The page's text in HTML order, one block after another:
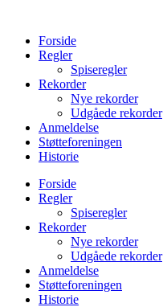
indholdForside
Regler
Spiseregler
Rekorder
Nye rekorder
Udgåede rekorder
Anmeldelse
Støtteforeningen
Historie
Forside
Regler
Spiseregler
Rekorder
Nye rekorder
Udgåede rekorder
Anmeldelse
Støtteforeningen
Historie